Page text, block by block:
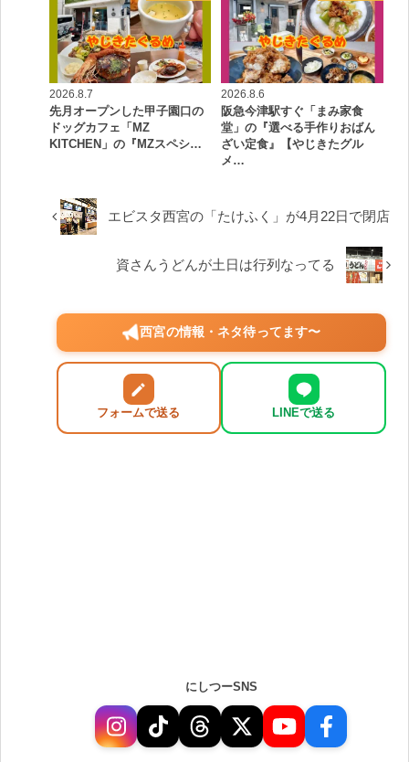
2026.8.7
先月オープンした甲子園口の
ドッグカフェ「MZ
KITCHEN」の『MZスペシ…
2026.8.6
阪急今津駅すぐ「まみ家食
堂」の『選べる手作りおばん
ざい定食』【やじきたグル
メ…
エビスタ西宮の「たけふく」が4月22日で閉店
資さんうどんが土日は行列なってる
西宮の情報・ネタ待ってます〜
フォームで送る LINEで送る
にしつーSNS